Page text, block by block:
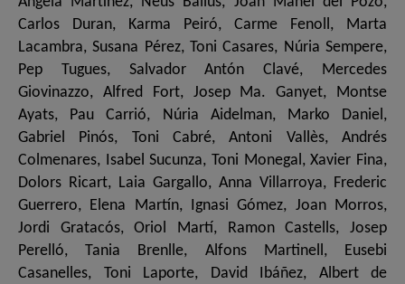
Carlos Duran, Karma Peiró, Carme Fenoll, Marta
Lacambra, Susana Pérez, Toni Casares, Núria Sempere,
Pep Tugues, Salvador Antón Clavé, Mercedes
Giovinazzo, Alfred Fort, Josep Ma. Ganyet, Montse
Ayats, Pau Carrió, Núria Aidelman, Marko Daniel,
Gabriel Pinós, Toni Cabré, Antoni Vallès, Andrés
Colmenares, Isabel Sucunza, Toni Monegal, Xavier Fina,
Dolors Ricart, Laia Gargallo, Anna Villarroya, Frederic
Guerrero, Elena Martín, Ignasi Gómez, Joan Morros,
Jordi Gratacós, Oriol Martí, Ramon Castells, Josep
Perelló, Tania Brenlle, Alfons Martinell, Eusebi
Casanelles, Toni Laporte, David Ibáñez, Albert de